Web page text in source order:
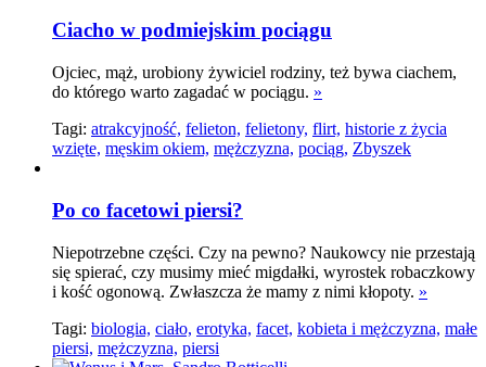
Ciacho w podmiejskim pociągu
Ojciec, mąż, urobiony żywiciel rodziny, też bywa ciachem,
do którego warto zagadać w pociągu. »
Tagi: atrakcyjność, felieton, felietony, flirt, historie z życia
wzięte, męskim okiem, mężczyzna, pociąg, Zbyszek
Po co facetowi piersi?
Niepotrzebne części. Czy na pewno? Naukowcy nie przestają
się spierać, czy musimy mieć migdałki, wyrostek robaczkowy
i kość ogonową. Zwłaszcza że mamy z nimi kłopoty. »
Tagi: biologia, ciało, erotyka, facet, kobieta i mężczyzna, małe
piersi, mężczyzna, piersi